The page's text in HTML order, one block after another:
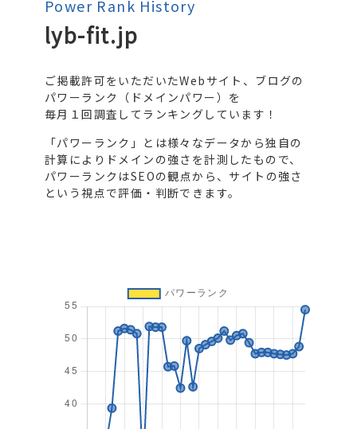
Power Rank History
lyb-fit.jp
ご掲載許可をいただいたWebサイト、ブログの
パワーランク（ドメインパワー）を
毎月１回調査してランキングしています！
「パワーランク」とは様々なデータから独自の
計算によりドメインの強さを計測したもので、
パワーランクはSEOの観点から、サイトの強さ
という視点で評価・判断できます。